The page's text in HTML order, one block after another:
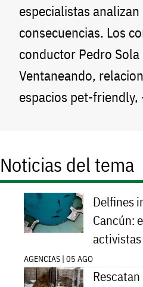
especialistas
consecuencias. Los
conductor Pedro
Ventaneando,
espacios pet-friendly,
Noticias del tema
Delfines
Cancún:
activistas
AGENCIAS | 05 AGO